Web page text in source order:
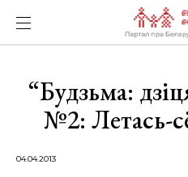
“Будзьма:
№2: Летась-
04.04.2013